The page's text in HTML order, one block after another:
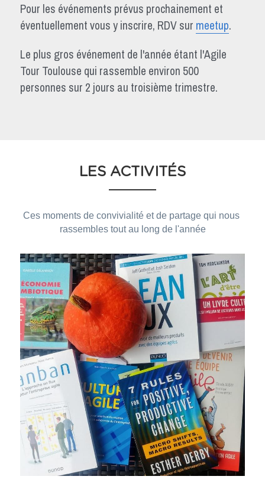
Pour les événements prévus prochainement et
éventuellement vous y inscrire, RDV sur meetup.
Le plus gros événement de l'année étant l'Agile
Tour Toulouse qui rassemble environ 500
personnes sur 2 jours au troisième trimestre.
LES ACTIVITÉS
Ces moments de convivialité et de partage qui nous
rassembles tout au long de l'année